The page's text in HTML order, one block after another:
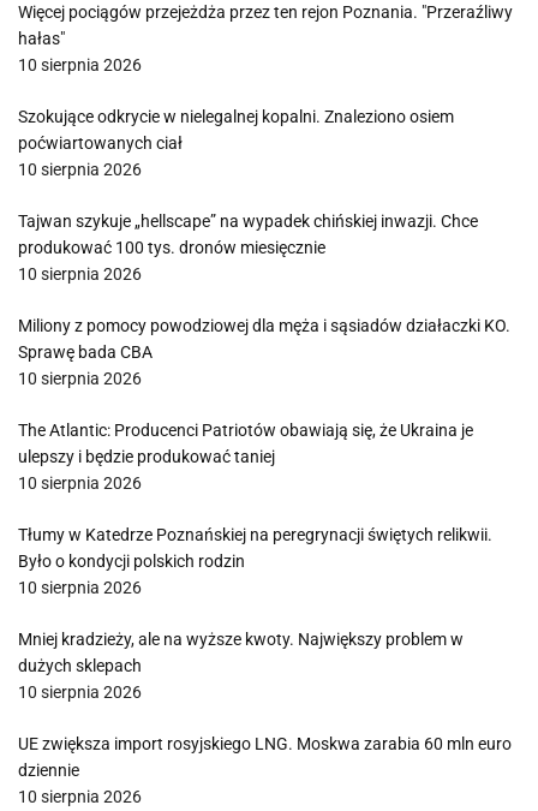
Więcej pociągów przejeżdża przez ten rejon Poznania. "Przeraźliwy
hałas"
10 sierpnia 2026
Szokujące odkrycie w nielegalnej kopalni. Znaleziono osiem
poćwiartowanych ciał
10 sierpnia 2026
Tajwan szykuje „hellscape” na wypadek chińskiej inwazji. Chce
produkować 100 tys. dronów miesięcznie
10 sierpnia 2026
Miliony z pomocy powodziowej dla męża i sąsiadów działaczki KO.
Sprawę bada CBA
10 sierpnia 2026
The Atlantic: Producenci Patriotów obawiają się, że Ukraina je
ulepszy i będzie produkować taniej
10 sierpnia 2026
Tłumy w Katedrze Poznańskiej na peregrynacji świętych relikwii.
Było o kondycji polskich rodzin
10 sierpnia 2026
Mniej kradzieży, ale na wyższe kwoty. Największy problem w
dużych sklepach
10 sierpnia 2026
UE zwiększa import rosyjskiego LNG. Moskwa zarabia 60 mln euro
dziennie
10 sierpnia 2026